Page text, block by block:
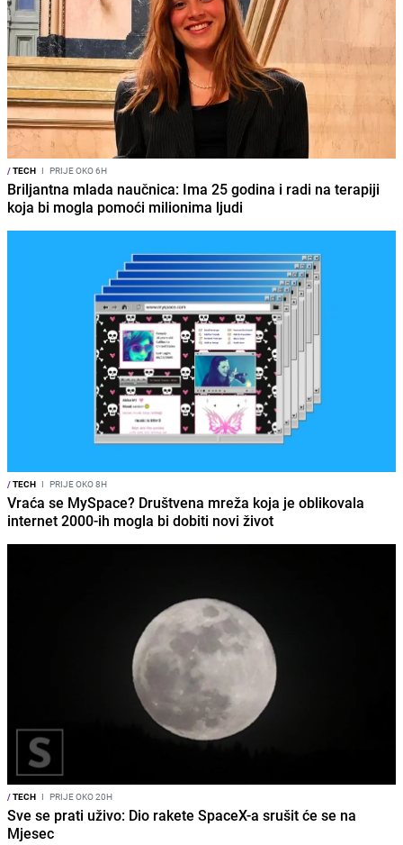
/TECH I PRIJE OKO 6H
Briljantna mlada naučnica: Ima 25 godina i radi na terapiji
koja bi mogla pomoći milionima ljudi
/TECH I PRIJE OKO 8H
Vraća se MySpace? Društvena mreža koja je oblikovala
internet 2000-ih mogla bi dobiti novi život
/TECH I PRIJE OKO 20H
Sve se prati uživo: Dio rakete SpaceX-a srušit će se na
Mjesec